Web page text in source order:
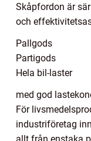
Skåpfordon är
och
Pallgods
Partigods
Hela bil-laster
med god
För
industriföretag
allt från enstaka